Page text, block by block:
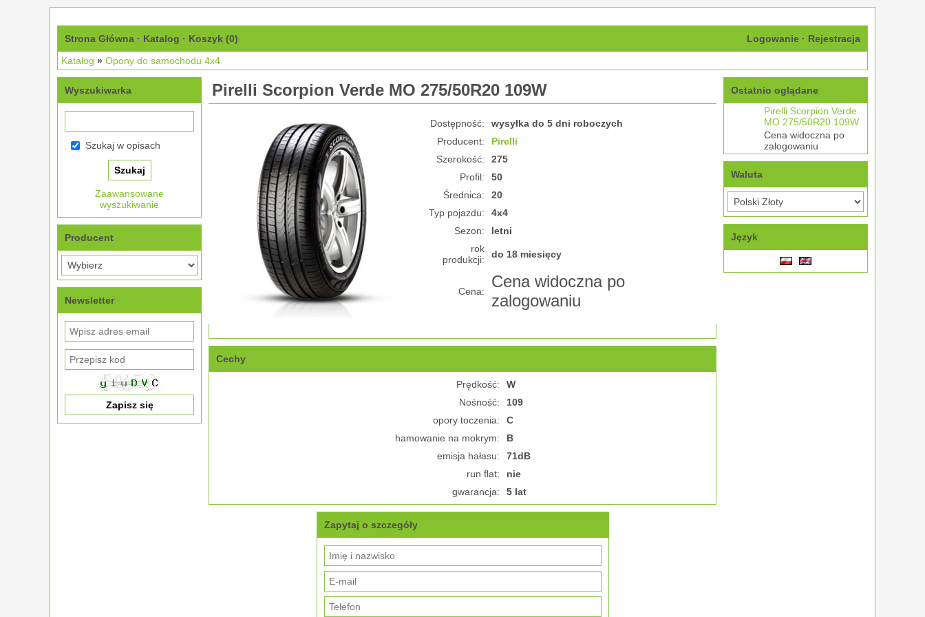
Strona Główna · Katalog · Koszyk (0) Logowanie · Rejestracja
Katalog » Opony do samochodu 4x4
Wyszukiwarka
Szukaj w opisach
Zaawansowane
wyszukiwanie
Producent
Newsletter
Pirelli Scorpion Verde MO 275/50R20 109W
Dostępność:
wysyłka do 5 dni roboczych
Producent:
Pirelli
Szerokość:
275
Profil:
50
Średnica:
20
Typ pojazdu:
4x4
Sezon:
letni
rok
produkcji:
do 18 miesięcy
Cena:
Cena widoczna po
zalogowaniu
Cechy
Prędkość:
W
Nośność:
109
opory toczenia:
C
hamowanie na mokrym:
B
emisja hałasu:
71dB
run flat:
nie
gwarancja:
5 lat
Zapytaj o szczegóły
Ostatnio oglądane
Pirelli Scorpion Verde
MO 275/50R20 109W
Cena widoczna po
zalogowaniu
Waluta
Język